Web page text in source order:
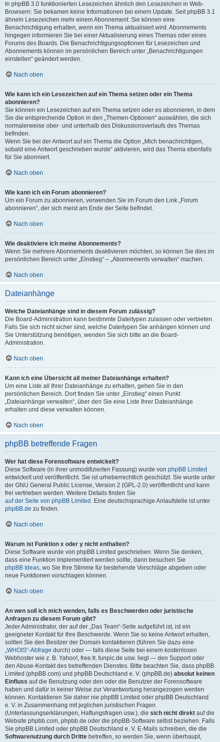
In phpBB 3.0 funktionierten Lesezeichen ähnlich den Lesezeichen in Web-
Browsern: Sie bekamen keine Informationen bei einem Update. Seit phpBB 3.1
ähneln Lesezeichen mehr einem Abonnement: Sie können eine
Benachrichtigung erhalten, wenn ein Thema aktualisiert wird. Abonnements
hingegen informieren Sie bei einer Aktualisierung eines Themas oder eines
Forums des Boards. Die Benachrichtigungsoptionen für Lesezeichen und
Abonnements können im persönlichen Bereich unter „Benachrichtigungen
einstellen“ geändert werden.
Nach oben
Wie kann ich ein Lesezeichen auf ein Thema setzen oder ein Thema
abonnieren?
Sie können ein Lesezeichen auf ein Thema setzen oder es abonnieren, in dem
Sie die entsprechende Option in den „Themen-Optionen“ auswählen, die sich
normalerweise ober- und unterhalb des Diskussionsverlaufs des Themas
befinden.
Wenn Sie bei der Antwort auf ein Thema die Option „Mich benachrichtigen,
sobald eine Antwort geschrieben wurde“ aktivieren, wird das Thema ebenfalls
für Sie abonniert.
Nach oben
Wie kann ich ein Forum abonnieren?
Um ein Forum zu abonnieren, verwenden Sie im Forum den Link „Forum
abonnieren“, der sich meist am Ende der Seite befindet.
Nach oben
Wie deaktiviere ich meine Abonnements?
Wenn Sie mehrere Abonnements deaktivieren möchten, so können Sie dies im
persönlichen Bereich unter „Einstieg“ – „Abonnements verwalten“ machen.
Nach oben
Dateianhänge
Welche Dateianhänge sind in diesem Forum zulässig?
Die Board-Administration kann bestimmte Dateitypen zulassen oder verbieten.
Falls Sie sich nicht sicher sind, welche Dateitypen Sie anhängen können und
Sie Unterstützung benötigen, wenden Sie sich bitte an die Board-
Administration.
Nach oben
Kann ich eine Übersicht all meiner Dateianhänge erhalten?
Um eine Liste all Ihrer Dateianhänge zu erhalten, gehen Sie in den
persönlichen Bereich. Dort finden Sie unter „Einstieg“ einen Punkt
„Dateianhänge verwalten“, über den Sie eine Liste Ihrer Dateianhänge
erhalten und diese verwalten können.
Nach oben
phpBB betreffende Fragen
Wer hat diese Forensoftware entwickelt?
Diese Software (in ihrer unmodifizierten Fassung) wurde von phpBB Limited
entwickelt und veröffentlicht. Sie ist urheberrechtlich geschützt. Sie wurde unter
der GNU General Public License, Version 2 (GPL-2.0) veröffentlicht und kann
frei vertrieben werden. Weitere Details finden Sie
auf der Seite von phpBB Limited . Eine deutschsprachige Anlaufstelle ist unter
phpBB.de zu finden.
Nach oben
Warum ist Funktion x oder y nicht enthalten?
Diese Software wurde von phpBB Limited geschrieben. Wenn Sie denken,
dass eine Funktion implementiert werden sollte, dann besuchen Sie
phpBB Ideas, wo Sie Ihre Stimme für bestehende Vorschläge abgeben oder
neue Funktionen vorschlagen können.
Nach oben
An wen soll ich mich wenden, falls es Beschwerden oder juristische
Anfragen zu diesem Forum gibt?
Jeder Administrator, der auf der „Das Team“-Seite aufgeführt ist, ist ein
geeigneter Kontakt für Ihre Beschwerde. Wenn Sie so keine Antwort erhalten,
sollten Sie den Besitzer der Domain kontaktieren (führen Sie dazu eine
„WHOIS“-Abfrage durch) oder — falls diese Seite bei einem kostenlosen
Webhoster wie z. B. Yahoo!, free.fr, funpic.de usw. liegt — den Support oder
den Abuse-Kontakt des betreffenden Dienstes. Bitte beachten Sie, dass phpBB
Limited (phpBB.com) und phpBB Deutschland e. V. (phpBB.de) absolut keinen
Einfluss auf die Benutzung oder den oder die Benutzer der Forensoftware
haben und dafür in keiner Weise zur Verantwortung herangezogen werden
können. Kontaktieren Sie daher nie phpBB Limited oder phpBB Deutschland
e. V. in Zusammenhang mit jeglichen juristischen Fragen
(Unterlassungserklärungen, Haftungsfragen usw.), die sich nicht direkt auf die
Website phpbb.com, phpbb.de oder die phpBB-Software selbst beziehen. Falls
Sie phpBB Limited oder phpBB Deutschland e. V. E-Mails schreiben, die die
Softwarenutzung durch Dritte betreffen, so werden Sie, wenn überhaupt,